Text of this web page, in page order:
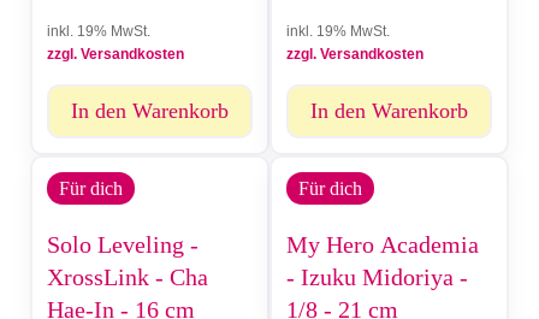
inkl. 19% MwSt.
zzgl. Versandkosten
In den Warenkorb
inkl. 19% MwSt.
zzgl. Versandkosten
In den Warenkorb
Für dich
Solo Leveling -
XrossLink - Cha
Hae-In - 16 cm
Für dich
My Hero Academia
- Izuku Midoriya -
1/8 - 21 cm